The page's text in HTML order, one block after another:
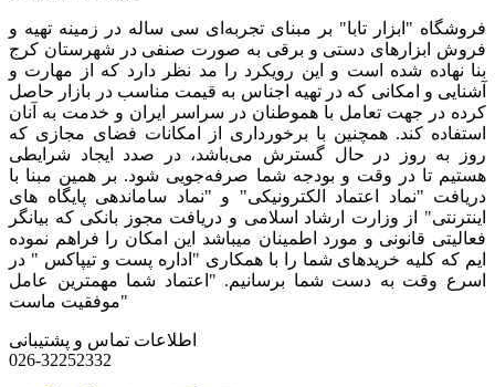
فروشگاه "ابزار تابا" بر مبنای تجربه‌ای سی ساله در زمینه تهیه و
فروش ابزارهای دستی و برقی به صورت صنفی در شهرستان کرج
بنا نهاده شده است و این رویکرد را مد نظر دارد که از مهارت و
آشنایی و امکانی که در تهیه اجناس به قیمت مناسب در بازار حاصل
کرده در جهت تعامل با هموطنان در سراسر ایران و خدمت به آنان
استفاده کند. همچنین با برخورداری از امکانات فضای مجازی که
روز به روز در حال گسترش می‌باشد، در صدد ایجاد شرایطی
هستیم تا در وقت و بودجه شما صرفه‌جویی شود. بر همین مبنا با
دریافت "نماد اعتماد الکترونیکی" و "نماد ساماندهی پایگاه های
اینترنتی" از وزارت ارشاد اسلامی و دریافت مجوز بانکی که بیانگر
فعالیتی قانونی و مورد اطمینان میباشد این امکان را فراهم نموده
ایم که کلیه خریدهای شما را با همکاری "اداره پست و تیپاکس " در
اسرع وقت به دست شما برسانیم. "اعتماد شما مهمترین عامل
موفقیت ماست"
اطلاعات تماس و پشتیبانی
026-32252332